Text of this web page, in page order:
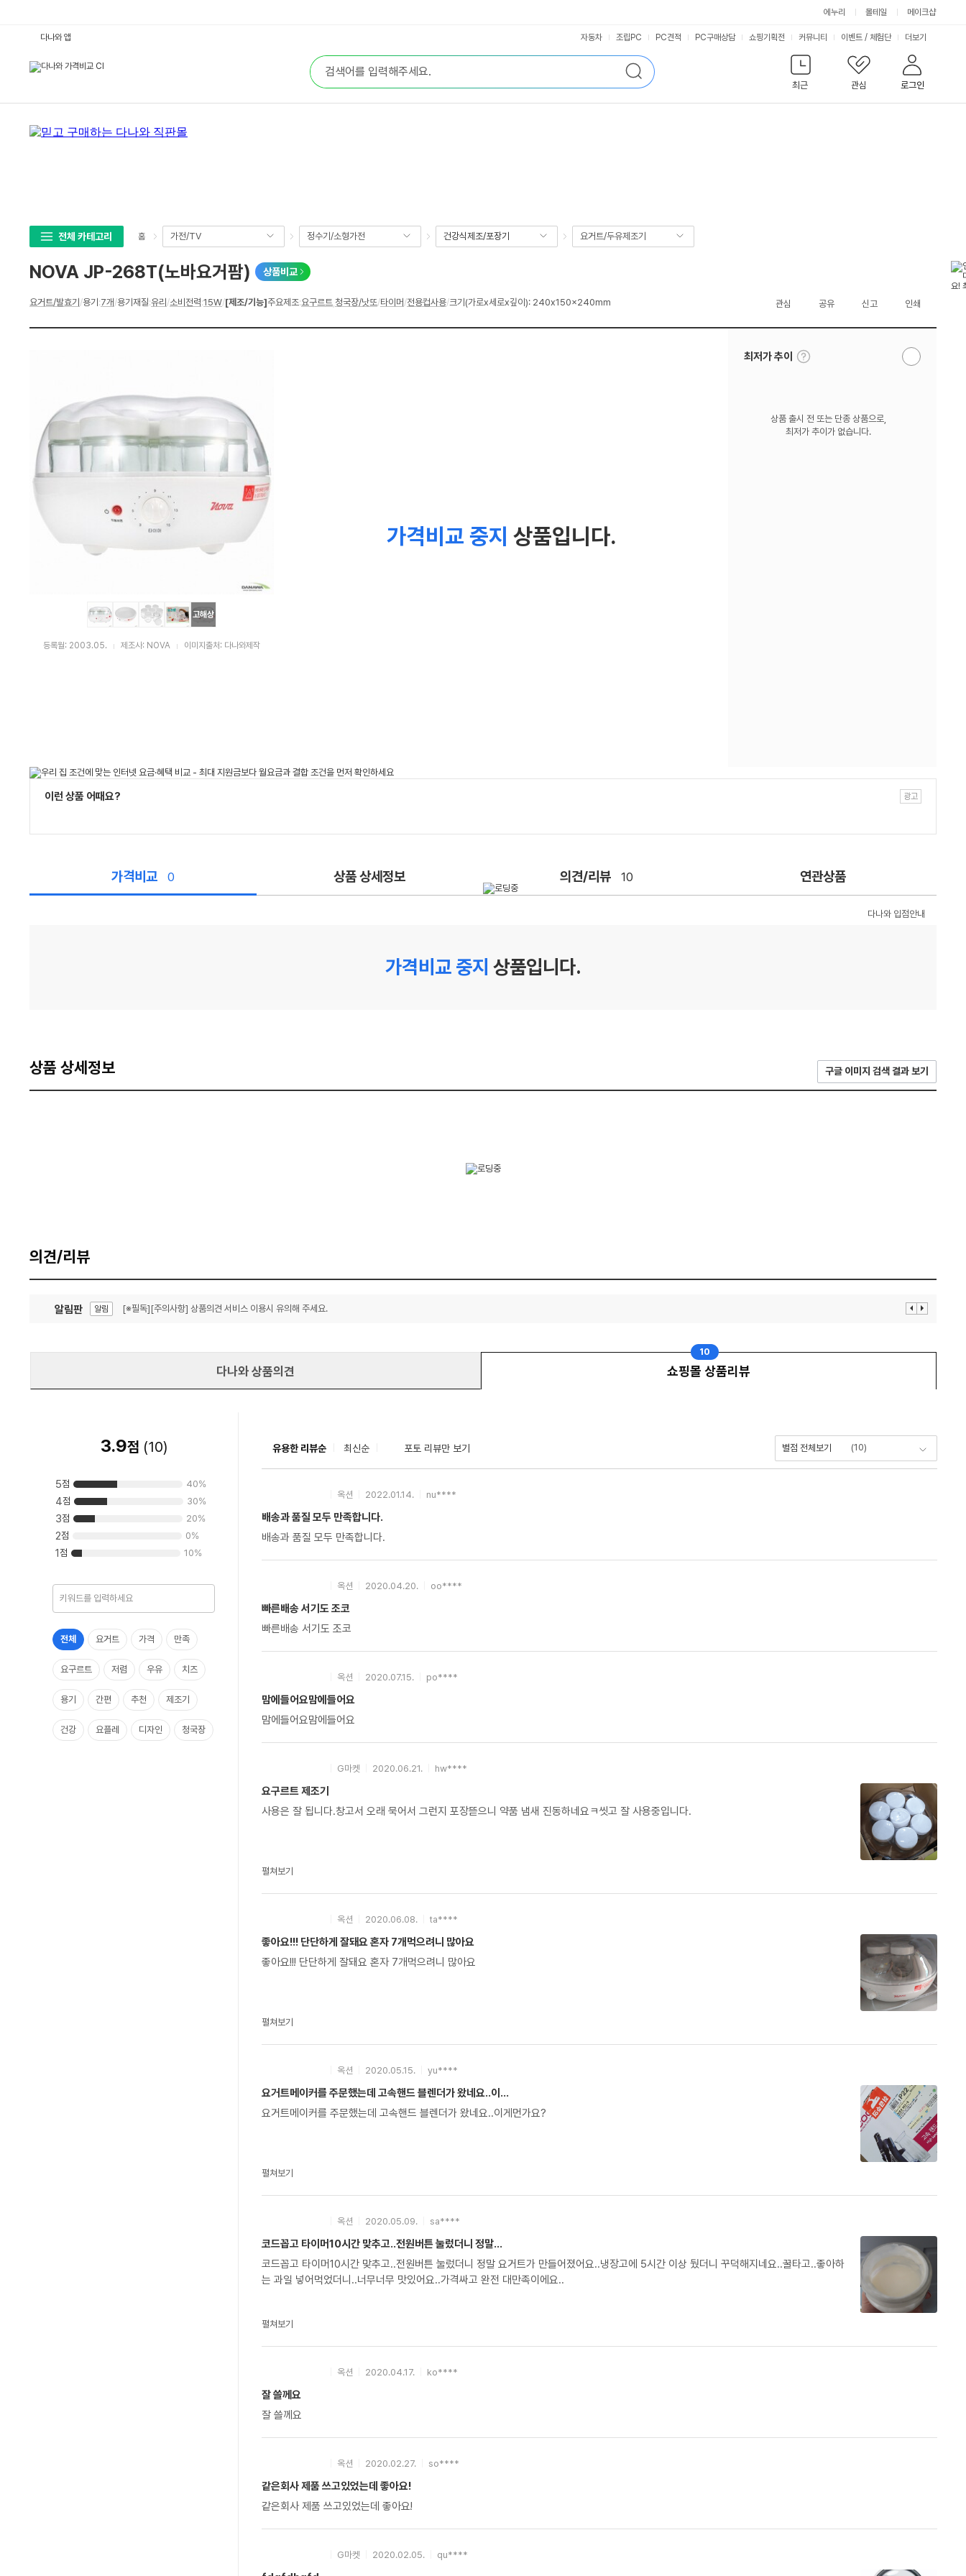
에누리 몰테일
메이크샵
합
검
색
검
색
최근
관심 로그인
다나와 앱 자동차 조립PC PC견적 PC구매상담 쇼핑기획전 커뮤니티 이벤트 / 체험단 서
비
스
더보기
전체 카테고리 홈 가전/TV 정수기/소형가전 건강식제조/포장기 요거트/두유제조기
NOVA JP-268T(노바요거팜) 상품비교
상
요거트/발효기 /용기 :7개 /용기재질:유리 /소비전력:15W/[제조/기능]주요제조:요구르트 청국장/낫또/타이머 /전용컵사용/크기(가로x세로x깊이): 240x150x240mm 관심 공유 신고 인쇄
고해상
등록월: 2003.05. 제조사: NOVA 이미지출처: 다나와제작
가격비교 중지 상품입니다.
최저가 추이
툴
팁
알
상품 출시 전 또는 단종 상품으로,
최저가 추이가 없습니다.
이런 상품 어때요?
가격비교 0 상품 상세정보 의견/리뷰 10 연관상품
다나와 입점안내
가격비교 중지 상품입니다.
상품 상세정보 구글 이미지 검색 결과 보기
의견/리뷰
알림판 알림 [※필독][주의사항] 상품의견 서비스 이용시 유의해 주세요.
이 다
다나와 상품의견 쇼핑몰 상품리뷰
10
3.9점 (10)
5점 40%
4점 30%
3점 20%
2점 0%
1점 10%
전체 요거트 가격 만족
요구르트 저렴 우유 치즈
용기 간편 추천 제조기
건강 요플레 디자인 청국장
유용한 리뷰순 최신순 포토 리뷰만 보기 별점 전체보기 (10)
옥션 2022.01.14. nu****
배송과 품질 모두 만족합니다.
배송과 품질 모두 만족합니다.
옥션 2020.04.20. oo****
빠른배송 서기도 조코
빠른배송 서기도 조코
옥션 2020.07.15. po****
맘에들어요맘에들어요
맘에들어요맘에들어요
G마켓 2020.06.21. hw****
요구르트 제조기
사용은 잘 됩니다.창고서 오래 묵어서 그런지 포장뜯으니 약품 냄새 진동하네요ㅋ씻고 잘 사용중입니다.
펼쳐보기
옥션 2020.06.08. ta****
좋아요!!! 단단하게 잘돼요 혼자 7개먹으려니 많아요
좋아요!!! 단단하게 잘돼요 혼자 7개먹으려니 많아요
펼쳐보기
옥션 2020.05.15. yu****
요거트메이커를 주문했는데 고속핸드 블렌더가 왔네요..이...
요거트메이커를 주문했는데 고속핸드 블렌더가 왔네요..이게먼가요?
펼쳐보기
옥션 2020.05.09. sa****
코드꼽고 타이머10시간 맞추고..전원버튼 눌렀더니 정말...
코드꼽고 타이머10시간 맞추고..전원버튼 눌렀더니 정말 요거트가 만들어졌어요..냉장고에 5시간 이상 뒀더니 꾸덕해지네요..꿀타고..좋아하
는 과일 넣어먹었더니..너무너무 맛있어요..가격싸고 완전 대만족이에요..
펼쳐보기
옥션 2020.04.17. ko****
잘 쓸께요
잘 쓸께요
옥션 2020.02.27. so****
같은회사 제품 쓰고있었는데 좋아요!
같은회사 제품 쓰고있었는데 좋아요!
G마켓 2020.02.05. qu****